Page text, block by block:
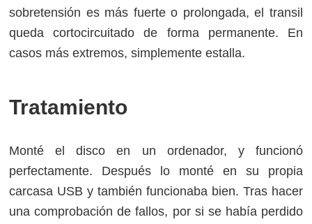
sobretensión es más fuerte o prolongada, el transil
queda cortocircuitado de forma permanente. En
casos más extremos, simplemente estalla.
Tratamiento
Monté el disco en un ordenador, y funcionó
perfectamente. Después lo monté en su propia
carcasa USB y también funcionaba bien. Tras hacer
una comprobación de fallos, por si se había perdido